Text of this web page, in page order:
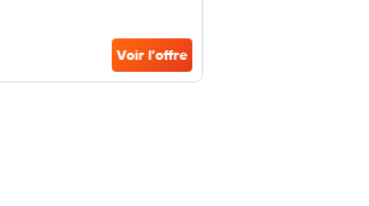
Voir l’offre